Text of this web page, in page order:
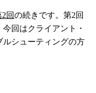
回の続きです。第2回
回はクライアント・
シューティングの方